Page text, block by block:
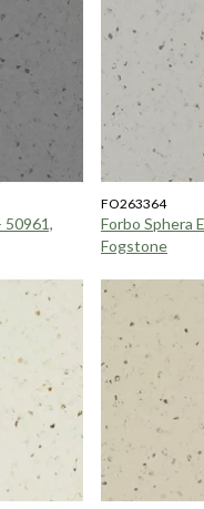
50961,
FO263364
Forbo Sphera
Fogstone